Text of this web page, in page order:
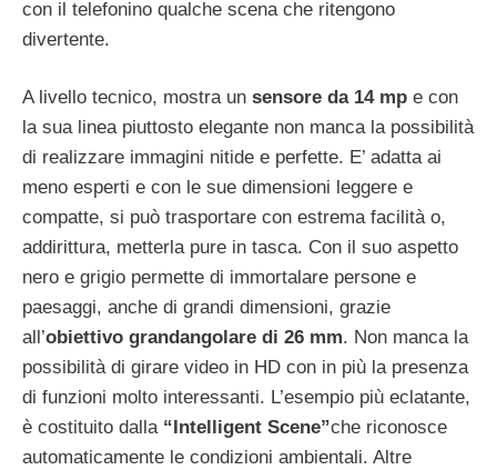
con il telefonino qualche scena che ritengono
divertente.
A livello tecnico, mostra un sensore da 14 mp e con
la sua linea piuttosto elegante non manca la possibilità
di realizzare immagini nitide e perfette. E’ adatta ai
meno esperti e con le sue dimensioni leggere e
compatte, si può trasportare con estrema facilità o,
addirittura, metterla pure in tasca. Con il suo aspetto
nero e grigio permette di immortalare persone e
paesaggi, anche di grandi dimensioni, grazie
all’obiettivo grandangolare di 26 mm. Non manca la
possibilità di girare video in HD con in più la presenza
di funzioni molto interessanti. L’esempio più eclatante,
è costituito dalla “Intelligent Scene”che riconosce
automaticamente le condizioni ambientali. Altre